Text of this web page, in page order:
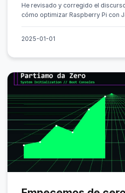
He revisado y corregido el
cómo optimizar Raspberry Pi con
2025-01-01